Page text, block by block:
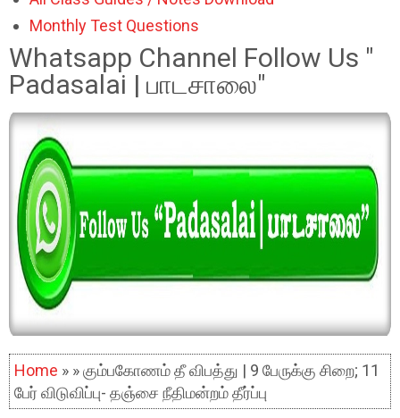
Monthly Test Questions
Whatsapp Channel Follow Us "
Padasalai | பாடசாலை"
Home » » கும்பகோணம் தீ விபத்து | 9 பேருக்கு சிறை; 11
பேர் விடுவிப்பு- தஞ்சை நீதிமன்றம் தீர்ப்பு